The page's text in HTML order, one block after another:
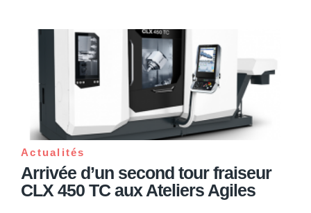
Actualités
Arrivée d’un second tour fraiseur
CLX 450 TC aux Ateliers Agiles